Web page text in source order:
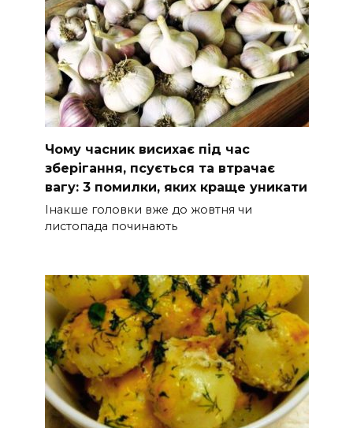
Чому часник висихає під час
зберігання, псується та втрачає
вагу: 3 помилки, яких краще уникати
Інакше головки вже до жовтня чи
листопада починають